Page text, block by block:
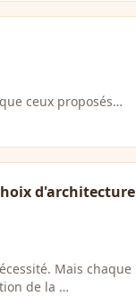
ceux proposés…
d'architecture
Mais chaque
de la …